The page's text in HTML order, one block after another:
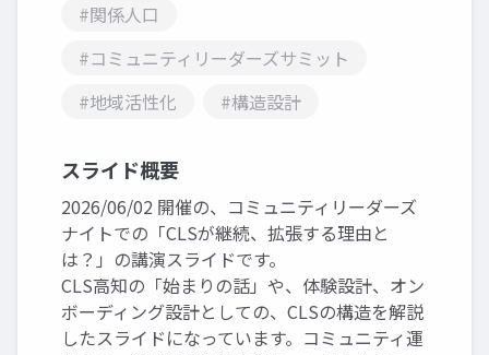
#関係人口
#コミュニティリーダーズサミット
#地域活性化
#構造設計
スライド概要
2026/06/02 開催の、コミュニティリーダーズ
ナイトでの「CLSが継続、拡張する理由と
は？」の講演スライドです。
CLS高知の「始まりの話」や、体験設計、オン
ボーディング設計としての、CLSの構造を解説
したスライドになっています。コミュニティ運